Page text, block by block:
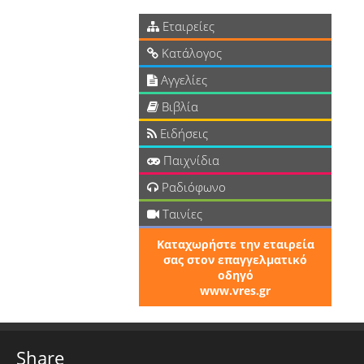
Εταιρείες
Κατάλογος
Αγγελίες
Βιβλία
Ειδήσεις
Παιχνίδια
Ραδιόφωνο
Ταινίες
Καταχωρήστε την εταιρεία
σας στον επαγγελματικό
οδηγό
www.vres.gr
Share